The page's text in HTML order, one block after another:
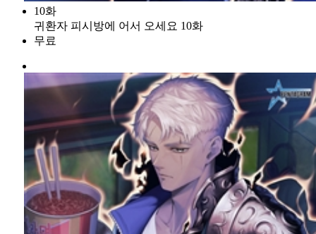
10화
귀환자 피시방에 어서 오세요 10화
무료